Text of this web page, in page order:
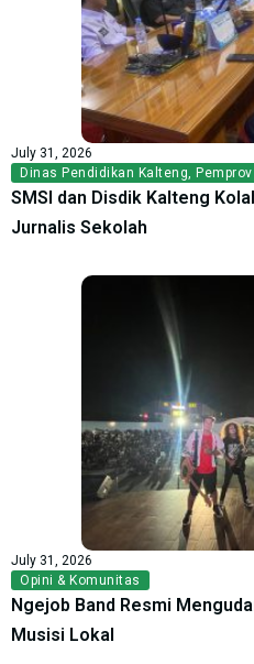
July 31, 2026
Dinas Pendidikan Kalteng,
SMSI dan Disdik Kalteng
Jurnalis Sekolah
July 31, 2026
Opini & Komunitas
Ngejob Band Resmi
Musisi Lokal